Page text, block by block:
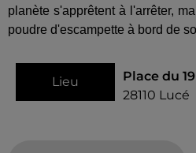
planète s'apprêtent à l'arrêter,
poudre d'escampette à bord de
Lieu
Place du
28110 Lucé